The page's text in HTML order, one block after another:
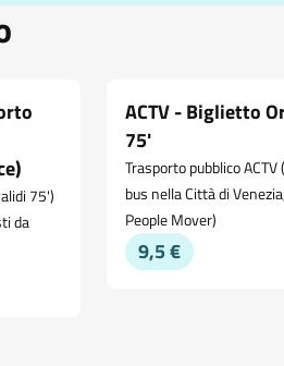
75')
da
ACTV - Biglietto
75'
Trasporto pubblico
bus nella Città di
People Mover)
9,5 €